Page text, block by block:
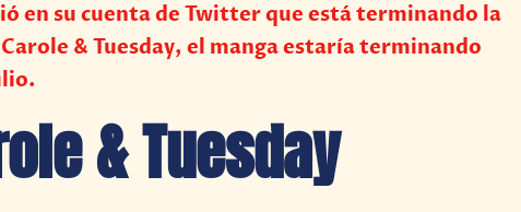
en su cuenta de Twitter que está terminando la
& Tuesday, el manga estaría terminando
& Tuesday